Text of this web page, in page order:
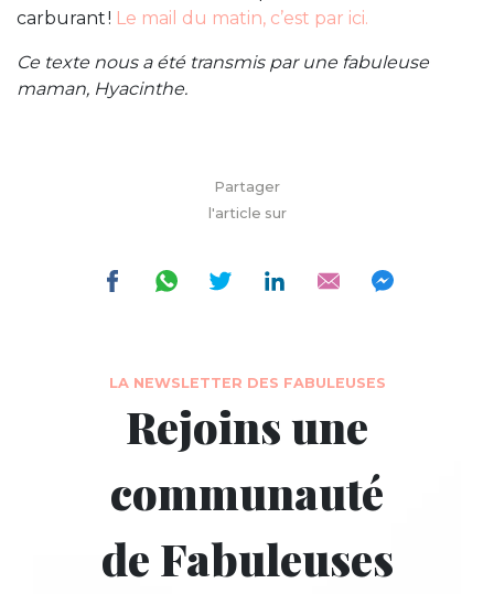
carburant ! Le mail du matin, c’est par ici.
Ce texte nous a été transmis par une fabuleuse
maman, Hyacinthe.
Partager
l'article sur
LA NEWSLETTER DES FABULEUSES
Rejoins une
communauté
de Fabuleuses